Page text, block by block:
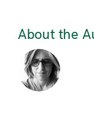
About the